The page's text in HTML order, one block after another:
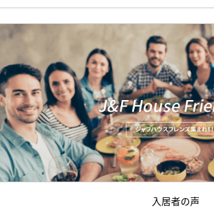
入居者の声